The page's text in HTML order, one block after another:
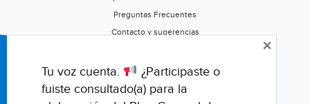
Preguntas Frecuentes
Contacto y sugerencias
Califica este portal
Tu voz cuenta.
¿Participaste o
fuiste consultado(a) para la
×